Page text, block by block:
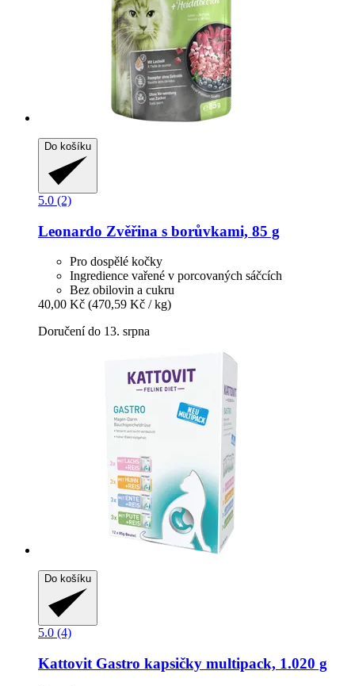
Do košíku
5.0 (2)
Leonardo Zvěřina s borůvkami, 85 g
Pro dospělé kočky
Ingredience vařené v porcovaných sáčcích
Bez obilovin a cukru
40,00 Kč (470,59 Kč / kg)
Doručení do 13. srpna
Do košíku
5.0 (4)
KattovitGastro kapsičky multipack, 1.020 g